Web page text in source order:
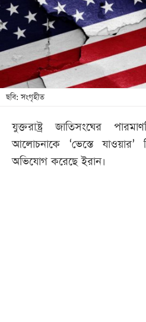
খেলা
বিনোদন
লাইফ
স্টাইল
শিক্ষা
সব
বিভাগ
ছবি: সংগৃহীত
যুক্তরাষ্ট্র জাতিসংঘের
আলোচনাকে ‘ভেস্তে
অভিযোগ করেছে ইরান।